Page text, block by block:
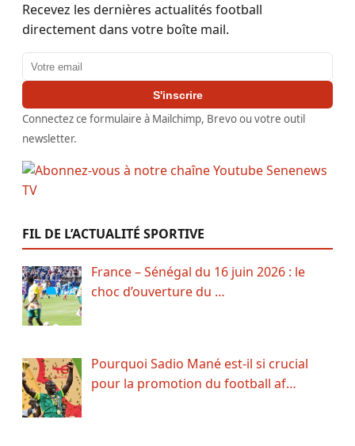
Recevez les dernières actualités football
directement dans votre boîte mail.
Adresse email
S'inscrire
Connectez ce formulaire à Mailchimp, Brevo ou votre outil
newsletter.
FIL DE L’ACTUALITÉ SPORTIVE
France – Sénégal du 16 juin 2026 : le
choc d’ouverture du …
Pourquoi Sadio Mané est-il si crucial
pour la promotion du football af…